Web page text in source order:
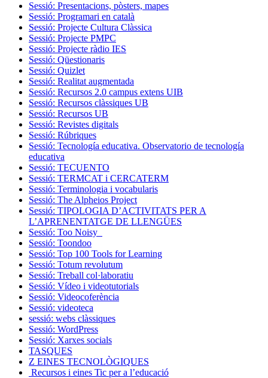
Sessió: Presentacions, pòsters, mapes
Sessió: Programari en català
Sessió: Projecte Cultura Clàssica
Sessió: Projecte PMPC
Sessió: Projecte ràdio IES
Sessió: Qüestionaris
Sessió: Quizlet
Sessió: Realitat augmentada
Sessió: Recursos 2.0 campus extens UIB
Sessió: Recursos clàssiques UB
Sessió: Recursos UB
Sessió: Revistes digitals
Sessió: Rúbriques
Sessió: Tecnología educativa. Observatorio de tecnología
educativa
Sessió: TECUENTO
Sessió: TERMCAT i CERCATERM
Sessió: Terminologia i vocabularis
Sessió: The Alpheios Project
Sessió: TIPOLOGIA D’ACTIVITATS PER A
L’APRENENTATGE DE LLENGÜES
Sessió: Too Noisy
Sessió: Toondoo
Sessió: Top 100 Tools for Learning
Sessió: Totum revolutum
Sessió: Treball col·laboratiu
Sessió: Vídeo i videotutorials
Sessió: Videocoferència
Sessió: videoteca
sessió: webs clàssiques
Sessió: WordPress
Sessió: Xarxes socials
TASQUES
Z EINES TECNOLÒGIQUES
Recursos i eines Tic per a l’educació